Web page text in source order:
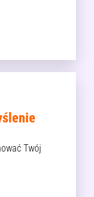
Twój